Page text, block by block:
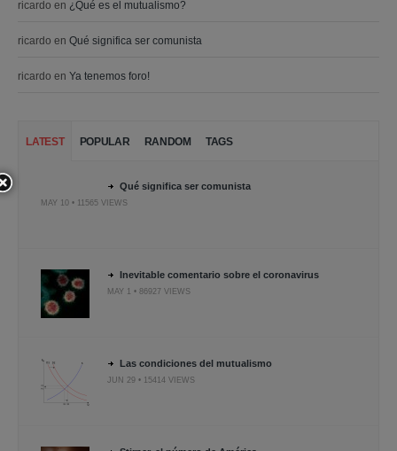
ricardo en ¿Qué es el mutualismo?
ricardo en Qué significa ser comunista
ricardo en Ya tenemos foro!
LATEST POPULAR RANDOM TAGS
Qué significa ser comunista
MAY 10 • 11565 VIEWS
Inevitable comentario sobre el coronavirus
MAY 1 • 86927 VIEWS
Las condiciones del mutualismo
JUN 29 • 15414 VIEWS